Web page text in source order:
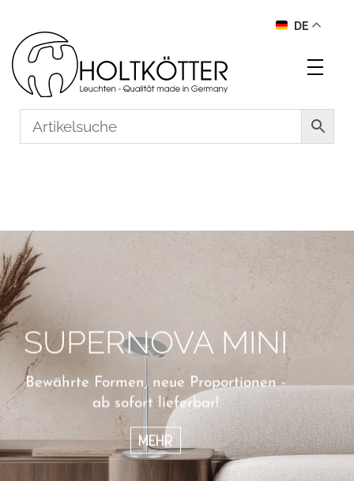
DE
SUPERNOVA MINI
Bewährte Formen, neue Proportionen -
ab sofort lieferbar!
MEHR